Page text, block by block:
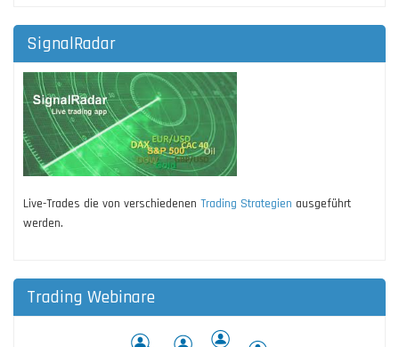
SignalRadar
Live-Trades die von verschiedenen Trading Strategien ausgeführt
werden.
Trading Webinare